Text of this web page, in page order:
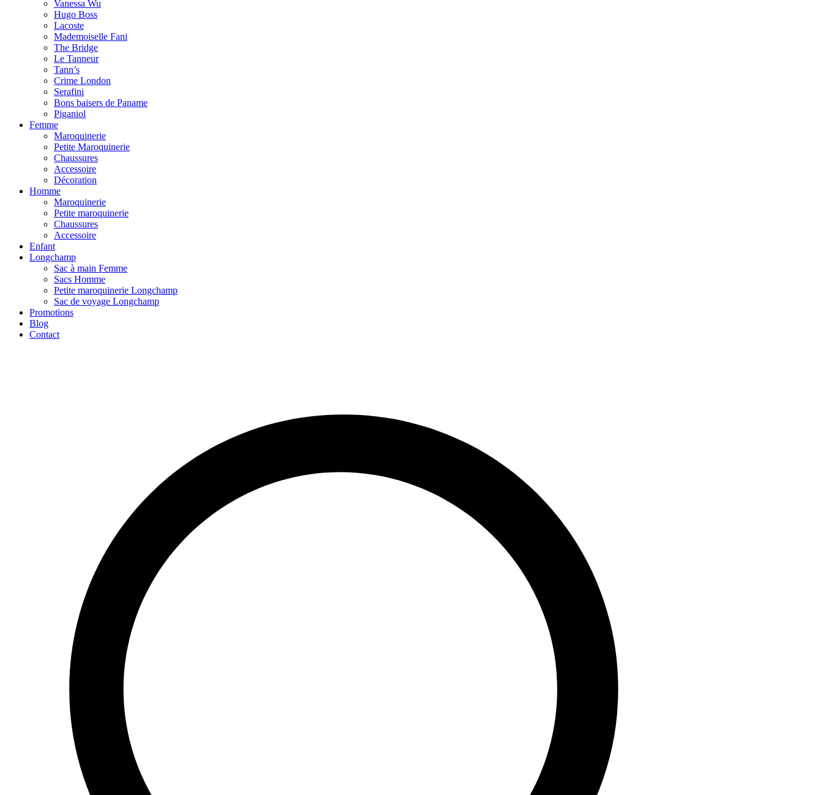
Vanessa Wu
Hugo Boss
Lacoste
Mademoiselle Fani
The Bridge
Le Tanneur
Tann’s
Crime London
Serafini
Bons baisers de Paname
Piganiol
Femme
Maroquinerie
Petite Maroquinerie
Chaussures
Accessoire
Décoration
Homme
Maroquinerie
Petite maroquinerie
Chaussures
Accessoire
Enfant
Longchamp
Sac à main Femme
Sacs Homme
Petite maroquinerie Longchamp
Sac de voyage Longchamp
Promotions
Blog
Contact